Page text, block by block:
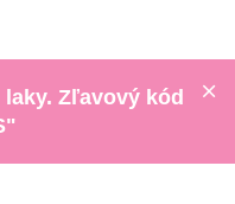
laky. Zľavový kód